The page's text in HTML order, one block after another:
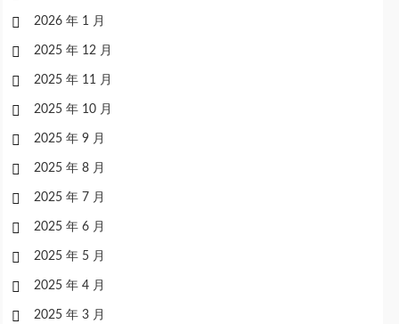
2026 年 1 月
2025 年 12 月
2025 年 11 月
2025 年 10 月
2025 年 9 月
2025 年 8 月
2025 年 7 月
2025 年 6 月
2025 年 5 月
2025 年 4 月
2025 年 3 月